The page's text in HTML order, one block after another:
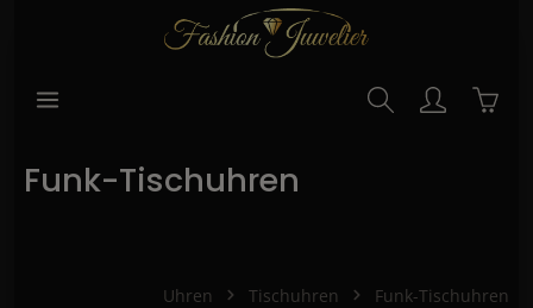
Funk-Tischuhren
Uhren Tischuhren Funk-Tischuhren